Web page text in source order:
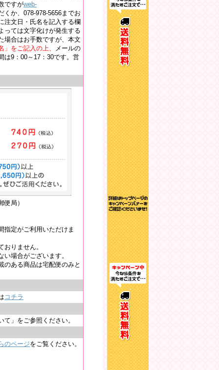
ですがweb-
くか、078-978-5656までお
注文日・氏名を記入する欄
っては文字化けが発生する
場合はお手数ですが、本文
」をご記入の上、
メールの
は9：00～17：30です。営
局）
定がご利用いただけま
りません。
場合がございます。
ある商品は宅配便のみと
コチラ
て」をご参照ください。
のページをご覧ください。